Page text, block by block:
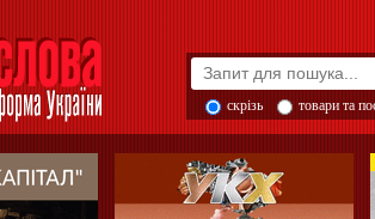
скрізь товари та